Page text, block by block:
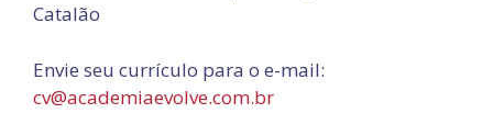
Catalão
Envie seu currículo para o e-mail:
cv@academiaevolve.com.br